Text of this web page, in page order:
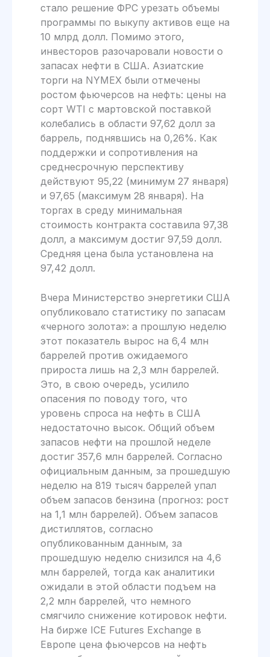
стало решение ФРС урезать объемы
программы по выкупу активов еще на
10 млрд долл. Помимо этого,
инвесторов разочаровали новости о
запасах нефти в США. Азиатские
торги на NYMEX были отмечены
ростом фьючерсов на нефть: цены на
сорт WTI с мартовской поставкой
колебались в области 97,62 долл за
баррель, поднявшись на 0,26%. Как
поддержки и сопротивления на
среднесрочную перспективу
действуют 95,22 (минимум 27 января)
и 97,65 (максимум 28 января). На
торгах в среду минимальная
стоимость контракта составила 97,38
долл, а максимум достиг 97,59 долл.
Средняя цена была установлена на
97,42 долл.
Вчера Министерство энергетики США
опубликовало статистику по запасам
«черного золота»: а прошлую неделю
этот показатель вырос на 6,4 млн
баррелей против ожидаемого
прироста лишь на 2,3 млн баррелей.
Это, в свою очередь, усилило
опасения по поводу того, что
уровень спроса на нефть в США
недостаточно высок. Общий объем
запасов нефти на прошлой неделе
достиг 357,6 млн баррелей. Согласно
официальным данным, за прошедшую
неделю на 819 тысяч баррелей упал
объем запасов бензина (прогноз: рост
на 1,1 млн баррелей). Объем запасов
дистиллятов, согласно
опубликованным данным, за
прошедшую неделю снизился на 4,6
млн баррелей, тогда как аналитики
ожидали в этой области подъем на
2,2 млн баррелей, что немного
смягчило снижение котировок нефти.
На бирже ICE Futures Exchange в
Европе цена фьючерсов на нефть